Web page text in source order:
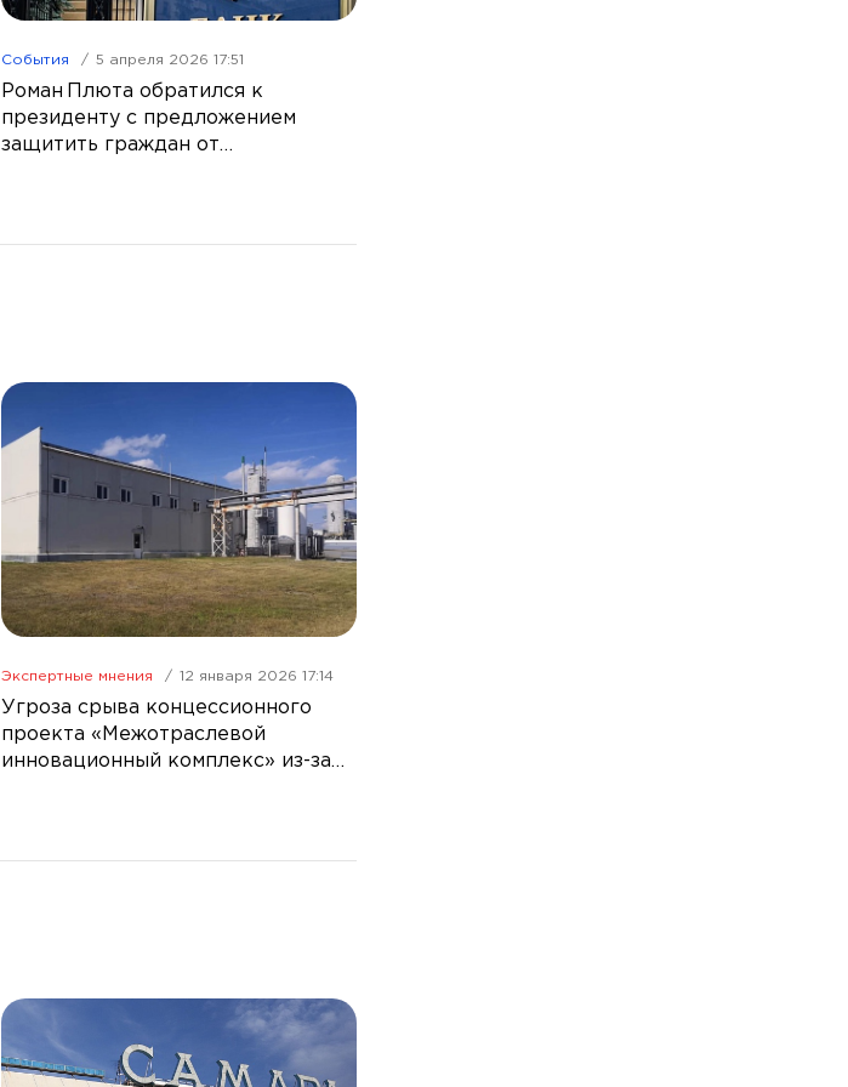
События 5 апреля 2026 17:51
Роман Плюта обратился к
президенту с предложением
защитить граждан от
Экспертные мнения 12 января 2026 17:14
Угроза срыва концессионного
проекта «Межотраслевой
инновационный комплекс» из-за